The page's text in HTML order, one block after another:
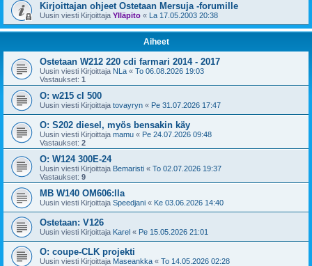
Kirjoittajan ohjeet Ostetaan Mersuja -forumille
Uusin viesti Kirjoittaja Ylläpito « La 17.05.2003 20:38
Aiheet
Ostetaan W212 220 cdi farmari 2014 - 2017
Uusin viesti Kirjoittaja NLa « To 06.08.2026 19:03
Vastaukset: 1
O: w215 cl 500
Uusin viesti Kirjoittaja tovayryn « Pe 31.07.2026 17:47
O: S202 diesel, myös bensakin käy
Uusin viesti Kirjoittaja mamu « Pe 24.07.2026 09:48
Vastaukset: 2
O: W124 300E-24
Uusin viesti Kirjoittaja Bemaristi « To 02.07.2026 19:37
Vastaukset: 9
MB W140 OM606:lla
Uusin viesti Kirjoittaja Speedjani « Ke 03.06.2026 14:40
Ostetaan: V126
Uusin viesti Kirjoittaja Karel « Pe 15.05.2026 21:01
O: coupe-CLK projekti
Uusin viesti Kirjoittaja Maseankka « To 14.05.2026 02:28